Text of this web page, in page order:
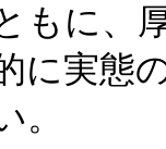
もに、
に実態
。